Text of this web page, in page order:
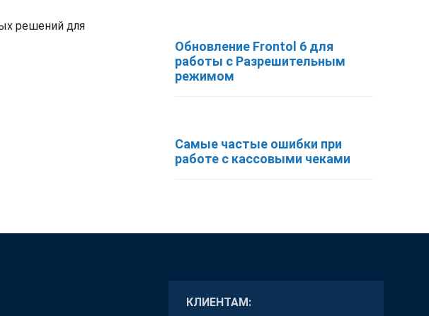
решений для
Обновление Frontol 6 для
работы с Разрешительным
режимом
Самые частые ошибки при
работе с кассовыми чеками
КЛИЕНТАМ: